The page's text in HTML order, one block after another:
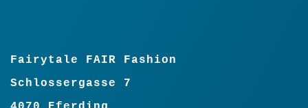
In den Warenkorb
Fairytale FAIR Fashion
Schlossergasse 7